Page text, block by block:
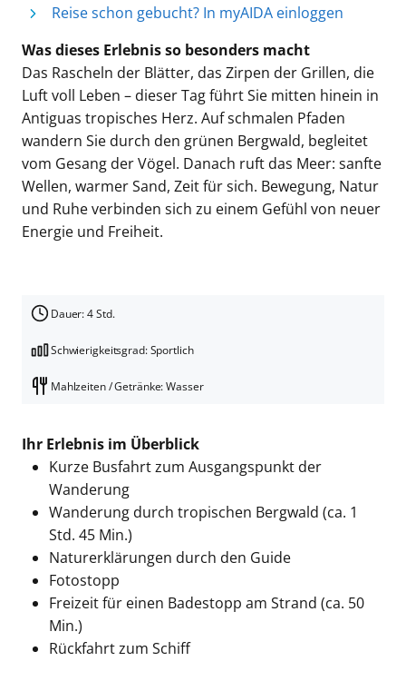
Reise schon gebucht? In myAIDA einloggen
Was dieses Erlebnis so besonders macht
Das Rascheln der Blätter, das Zirpen der Grillen, die
Luft voll Leben – dieser Tag führt Sie mitten hinein in
Antiguas tropisches Herz. Auf schmalen Pfaden
wandern Sie durch den grünen Bergwald, begleitet
vom Gesang der Vögel. Danach ruft das Meer: sanfte
Wellen, warmer Sand, Zeit für sich. Bewegung, Natur
und Ruhe verbinden sich zu einem Gefühl von neuer
Energie und Freiheit.
Dauer: 4 Std.
Schwierigkeitsgrad: Sportlich
Mahlzeiten / Getränke: Wasser
Ihr Erlebnis im Überblick
Kurze Busfahrt zum Ausgangspunkt der
Wanderung
Wanderung durch tropischen Bergwald (ca. 1
Std. 45 Min.)
Naturerklärungen durch den Guide
Fotostopp
Freizeit für einen Badestopp am Strand (ca. 50
Min.)
Rückfahrt zum Schiff